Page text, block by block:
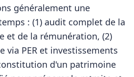
généralement une
: (1) audit complet de la
et de la rémunération, (2)
via PER et investissements
d'un patrimoine